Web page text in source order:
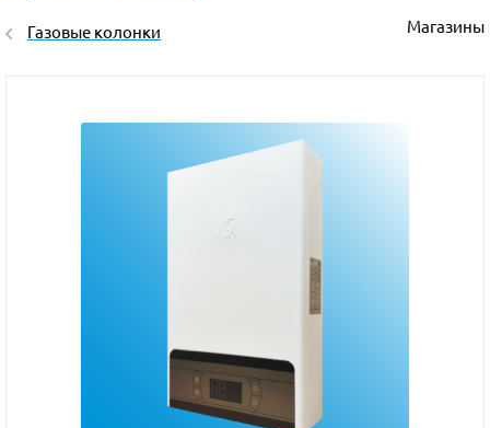
Газовые колонки Магазины